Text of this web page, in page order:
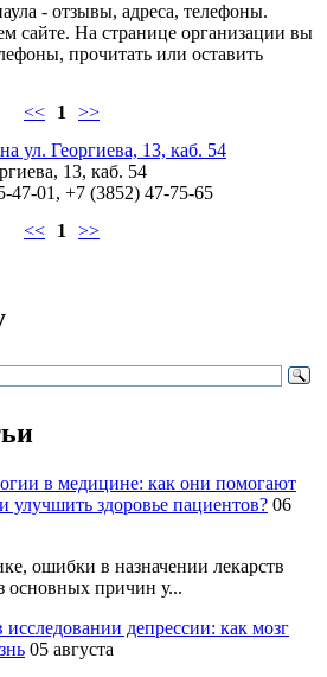
- отзывы, адреса, телефоны.
сайте. На странице организации вы
прочитать или оставить
<<
1 >>
ул. Георгиева, 13, каб. 54
13, каб. 54
47-01, +7 (3852) 47-75-65
<<
1 >>
в медицине: как они помогают
улучшить здоровье пациентов? 06
ошибки в назначении лекарств
основных причин у...
депрессии: как мозг
05 августа